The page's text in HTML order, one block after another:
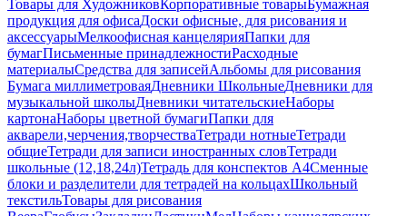
Товары для ХудожниковКорпоративные товарыБумажная
продукция для офисаДоски офисные, для рисования и
аксессуарыМелкоофисная канцелярияПапки для
бумагПисьменные принадлежностиРасходные
материалыСредства для записейАльбомы для рисования
Бумага миллиметроваяДневники ШкольныеДневники для
музыкальной школыДневники читательскиеНаборы
картонаНаборы цветной бумагиПапки для
акварели,черчения,творчестваТетради нотныеТетради
общиеТетради для записи иностранных словТетради
школьные (12,18,24л)Тетрадь для конспектов А4Сменные
блоки и разделители для тетрадей на кольцахШкольный
текстильТовары для рисования